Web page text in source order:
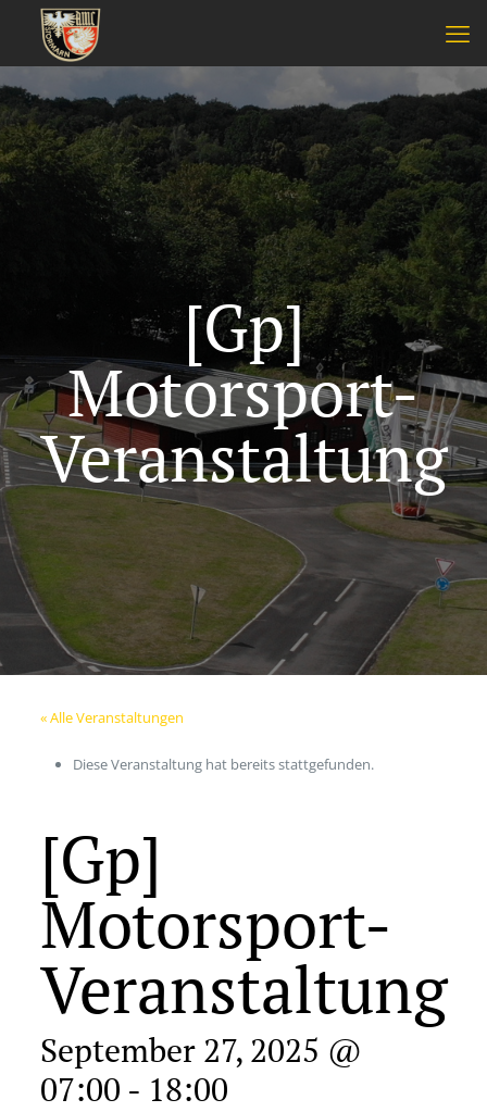
[Gp]
Motorsport-
Veranstaltung
« Alle Veranstaltungen
Diese Veranstaltung hat bereits stattgefunden.
[Gp]
Motorsport-
Veranstaltung
September 27, 2025 @
07:00 - 18:00